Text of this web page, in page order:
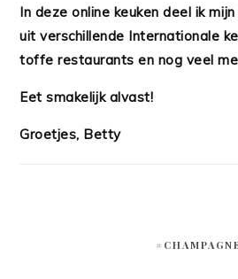
In deze online keuken deel ik
uit verschillende Internationale
toffe restaurants en nog veel
Eet smakelijk alvast!
Groetjes, Betty